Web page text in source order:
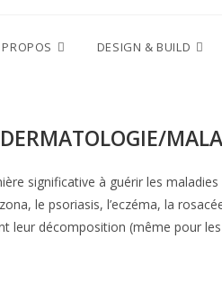
DESIGN & BUILD
DERMATOLOGIE/
significative à guérir les maladies
le psoriasis, l’eczéma, la
leur décomposition (même pour